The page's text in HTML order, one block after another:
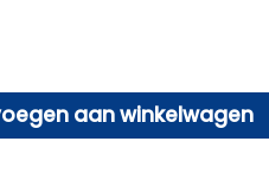
aan winkelwagen